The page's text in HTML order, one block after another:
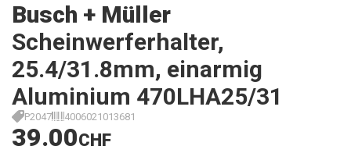
Busch + Müller
Scheinwerferhalter,
25.4/31.8mm, einarmig
Aluminium 470LHA25/31
P2047 4006021013681
39.00CHF